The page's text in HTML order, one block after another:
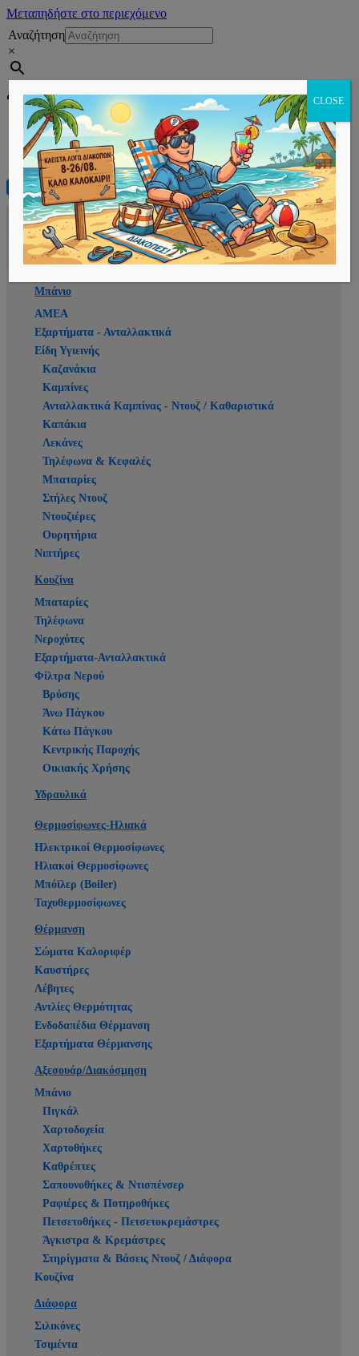
Μεταπηδήστε στο περιεχόμενο
Αναζήτηση
×
Εγγραφή
Αρχική
E-shop
Μπάνιο
ΑΜΕΑ
Εξαρτήματα - Ανταλλακτικά
Είδη Υγιεινής
Καζανάκια
Καμπίνες
Ανταλλακτικά Καμπίνας - Ντουζ / Καθαριστικά
Καπάκια
Λεκάνες
Τηλέφωνα & Κεφαλές
Μπαταρίες
Στήλες Ντουζ
Ντουζιέρες
Ουρητήρια
Νιπτήρες
Κουζίνα
Μπαταρίες
Τηλέφωνα
Νεροχύτες
Εξαρτήματα-Ανταλλακτικά
Φίλτρα Νερού
Βρύσης
Άνω Πάγκου
Κάτω Πάγκου
Κεντρικής Παροχής
Οικιακής Χρήσης
Υδραυλικά
Θερμοσίφωνες-Ηλιακά
Ηλεκτρικοί Θερμοσίφωνες
Ηλιακοί Θερμοσίφωνες
Μπόϊλερ (Boiler)
Ταχυθερμοσίφωνες
Θέρμανση
Σώματα Καλοριφέρ
Καυστήρες
Λέβητες
Αντλίες Θερμότητας
Ενδοδαπέδια Θέρμανση
Εξαρτήματα Θέρμανσης
Αξεσουάρ/Διακόσμηση
Μπάνιο
Πιγκάλ
Χαρτοδοχεία
Χαρτοθήκες
Καθρέπτες
Σαπουνοθήκες & Ντισπένσερ
Ραφιέρες & Ποτηροθήκες
Πετσετοθήκες - Πετσετοκρεμάστρες
Άγκιστρα & Κρεμάστρες
Στηρίγματα & Βάσεις Ντουζ / Διάφορα
Κουζίνα
Διάφορα
Σιλικόνες
Τσιμέντα
CLOSE